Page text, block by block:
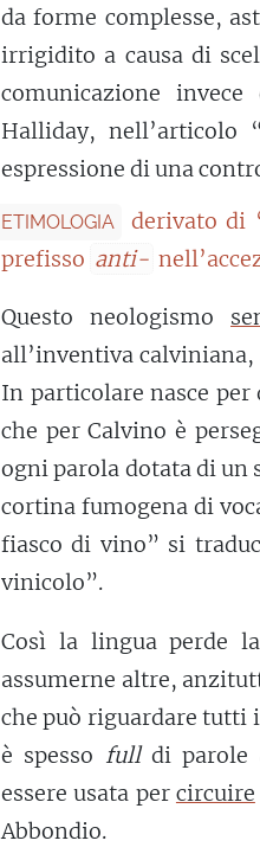
da forme complesse,
irrigidito a causa di
comunicazione
Halliday, nell’articolo
espressione di una
ETIMOLOGIA derivato di
prefisso anti-
Questo neologismo
all’inventiva calviniana,
In particolare nasce
che per Calvino è
ogni parola dotata di un
cortina fumogena di
fiasco di vino” si
vinicolo”.
Così la lingua perde
assumerne altre,
che può riguardare tutti
è spesso fulldi parole
essere usata per circuire
Abbondio.